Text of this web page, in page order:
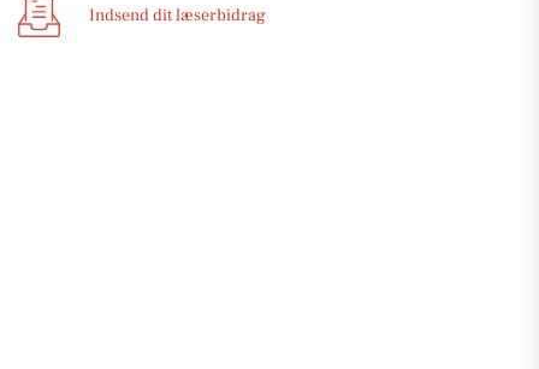
Indsend dit læserbidrag